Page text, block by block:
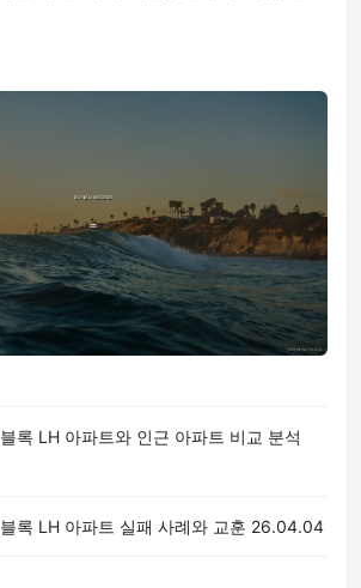
록 LH 아파트와 인근 아파트 비교 분석
록 LH 아파트 실패 사례와 교훈 26.04.04